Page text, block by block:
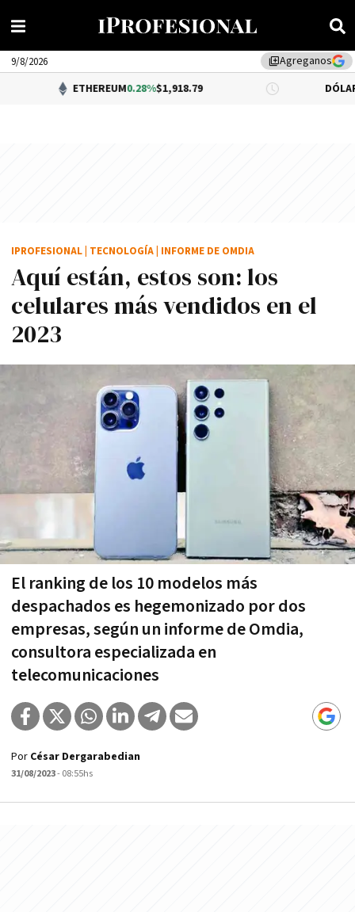
library_addAgreganos
9/8/2026
0.28%$1,918.79 DÓLAR BNA
Aquí están, estos son: los
celulares más vendidos en el
2023
El ranking de los 10 modelos más
despachados es hegemonizado por dos
empresas, según un informe de Omdia,
consultora especializada en
telecomunicaciones
IPROFESIONAL TECNOLOGÍA INFORME DE OMDIA
Por César Dergarabedian
31/08/2023- 08:55hs